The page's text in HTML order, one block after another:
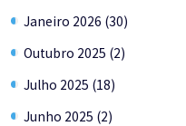
Janeiro 2026 (30)
Outubro 2025 (2)
Julho 2025 (18)
Junho 2025 (2)